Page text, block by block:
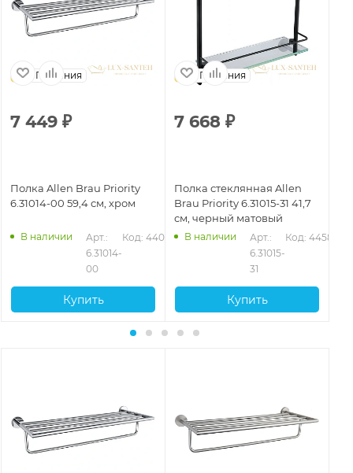
Германия
7 449 ₽
Полка Allen Brau Priority
6.31014-00 59,4 см, хром
В наличии
Арт.:
6.31014-
00
Код: 44074
Купить
Германия
7 668 ₽
Полка стеклянная Allen
Brau Priority 6.31015-31 41,7
см, черный матовый
В наличии
Арт.:
6.31015-
31
Код: 44580
Купить